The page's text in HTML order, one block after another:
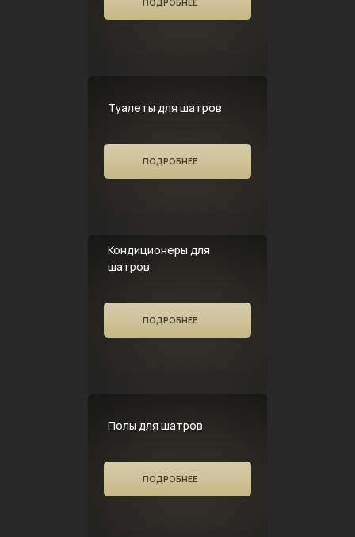
ПОДРОБНЕЕ
Туалеты для шатров
ПОДРОБНЕЕ
Кондиционеры для
шатров
ПОДРОБНЕЕ
Полы для шатров
ПОДРОБНЕЕ